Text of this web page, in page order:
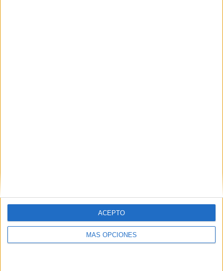
MÁS OPCIONES
ACEPTO